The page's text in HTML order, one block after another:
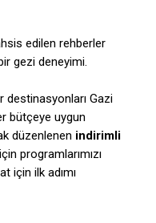
edilen rehberler
gezi deneyimi.
destinasyonları Gazi
bütçeye uygun
düzenlenen indirimli
programlarımızı
için ilk adımı